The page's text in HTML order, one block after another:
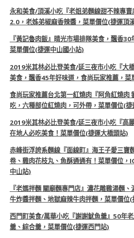
永和美食/頂溪小吃『老姐弟麵線甜不辣專
2.0，老姊弟椒麻香辣醬，菜單價位(捷運頂
『黃記魯肉飯』晴光市場排隊美食，飄香
菜單價位(捷運中山國小站)
2019米其林必比登美食/延三夜市小吃『大
美食，飄香45年好味道，食尚玩家推薦，菜
食尚玩家推薦台北第一紅燒肉『阿角紅燒肉
吃，六種部位紅燒肉，可外帶，菜單價位(
2019米其林必比登美食/延三夜市小吃『高
在地人必吃美食！菜單價位(捷運大橋頭站)
赤峰街浮誇系麵線『面線町』海王子愛三寶
卷、雞肉花枝丸、魚酥通通有！菜單價位，
中山站)
『老媽拌麵 關廟麵專門店』濃花雕雞湯麵
牛炸醬拌麵、地獄麻辣牛肉拌麵，菜單價位
西門町美食/萬華小吃『謝謝魷魚羹』50年
羹、綜合羹，菜單價位(捷運西門站)